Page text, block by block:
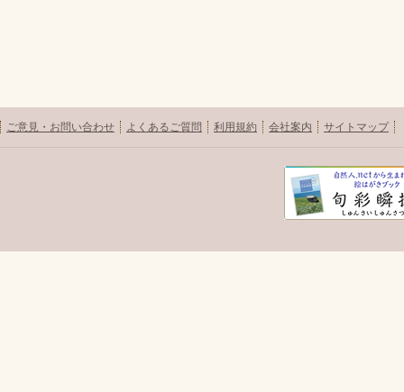
ご意見・お問い合わせ よくあるご質問 利用規約 会社案内 サイトマップ